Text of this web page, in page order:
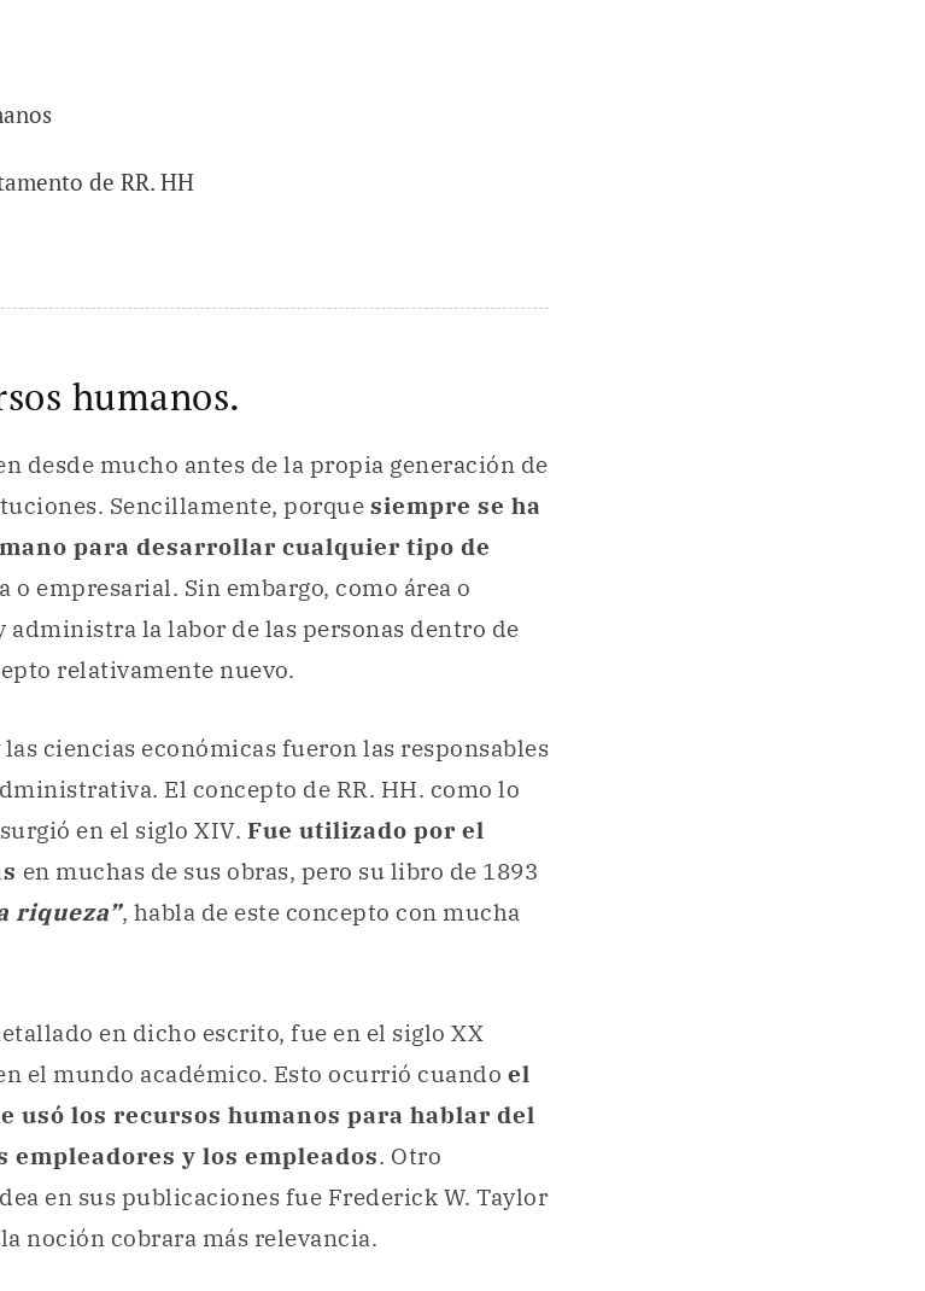
de RR. HH
humanos.
desde mucho antes de la propia generación de
Sencillamente, porque siempre se ha
para desarrollar cualquier tipo de
o empresarial. Sin embargo, como área o
administra la labor de las personas dentro de
relativamente nuevo.
ciencias económicas fueron las responsables
El concepto de RR. HH. como lo
en el siglo XIV. Fue utilizado por el
en muchas de sus obras, pero su libro de 1893
riqueza”, habla de este concepto con mucha
en dicho escrito, fue en el siglo XX
el mundo académico. Esto ocurrió cuando el
usó los recursos humanos para hablar del
y los empleados. Otro
en sus publicaciones fue Frederick W. Taylor
noción cobrara más relevancia.